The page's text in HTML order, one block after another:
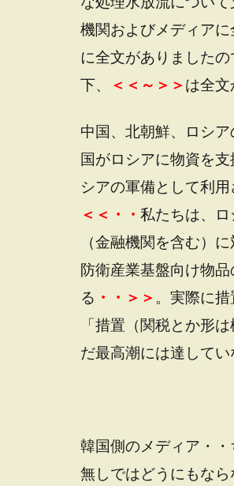
機関およびメディアに
に全文がありました
下、
＜＜～＞＞ は全文
中国、北朝鮮、ロシ
国がロシアに物資を
シアの軍備として利
＜＜・・ 私たちは、
（金融機関を含む）
防衛産業基盤向け物
る ・・＞＞ 。実際に
「措置（関税とか形
だ最高潮には達してい
韓国側のメディア・
無しではどうにもな